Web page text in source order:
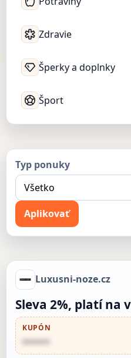
Zdravie
Šperky a doplnky
Šport
Typ ponuky
Aplikovať
Luxusni-noze.cz
Sleva 2%, platí na
KUPÓN
••••••